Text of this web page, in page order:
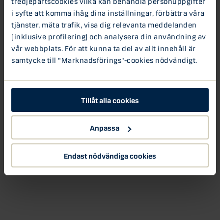
i syfte att komma ihåg dina inställningar, förbättra våra
tjänster, mäta trafik, visa dig relevanta meddelanden
(inklusive profilering) och analysera din användning av
vår webbplats. För att kunna ta del av allt innehåll är
samtycke till "Marknadsförings"-cookies nödvändigt.
Tillåt alla cookies
Anpassa
Endast nödvändiga cookies
HSB väljer Danske Bank för
bosparandet
HSB förbättrar sitt bosparande och byter
bankpartner från Swedbank till Danske Bank. För
HSBs bosparare innebär...